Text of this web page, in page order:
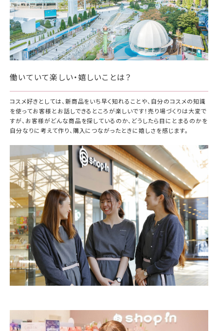
働いていて楽しい・嬉しいことは？
コスメ好きとしては、新商品をいち早く知れることや、自分のコスメの知識
を使ってお客様とお話しできるところが楽しいです！売り場づくりは大変で
すが、お客様がどんな商品を探しているのか、どうしたら目にとまるのかを
自分なりに考えて作り、購入につながったときに嬉しさを感じます。